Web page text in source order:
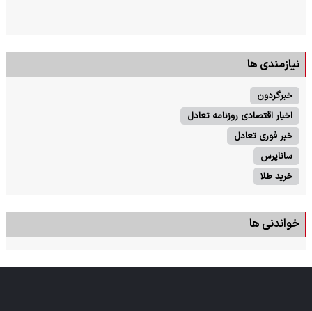
نیازمندی ها
خبرگردون
اخبار اقتصادی روزنامه تعادل
خبر فوری تعادل
ساناپرس
خرید طلا
خواندنی ها